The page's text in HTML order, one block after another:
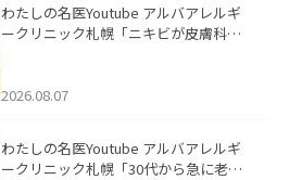
わたしの名医Youtube アルバアレルギ
ークリニック札幌「ニキビが皮膚科で
ました。
2026.08.07
わたしの名医Youtube アルバアレルギ
ークリニック札幌「30代から急に老け